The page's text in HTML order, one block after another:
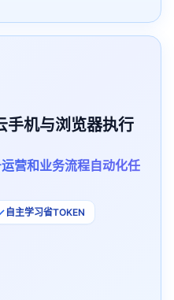
手机与浏览器执行
营和业务流程自动化任
自主学习省TOKEN